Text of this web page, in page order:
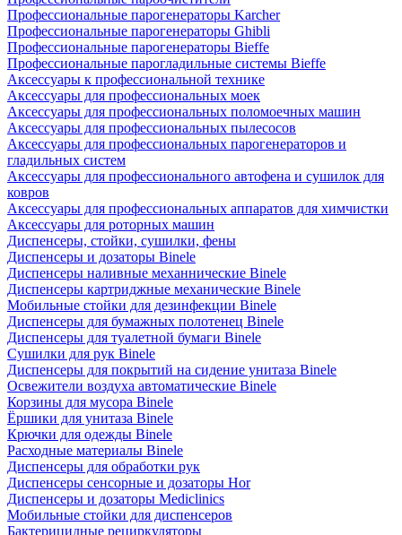
Профессиональные парогенераторы Karcher
Профессиональные парогенераторы Ghibli
Профессиональные парогенераторы Bieffe
Профессиональные парогладильные системы Bieffe
Аксессуары к профессиональной технике
Аксессуары для профессиональных моек
Аксессуары для профессиональных поломоечных машин
Аксессуары для профессиональных пылесосов
Аксессуары для профессиональных парогенераторов и
гладильных систем
Аксессуары для профессионального автофена и сушилок для
ковров
Аксессуары для профессиональных аппаратов для химчистки
Аксессуары для роторных машин
Диспенсеры, стойки, сушилки, фены
Диспенсеры и дозаторы Binele
Диспенсеры наливные механнические Binele
Диспенсеры картриджные механические Binele
Мобильные стойки для дезинфекции Binele
Диспенсеры для бумажных полотенец Binele
Диспенсеры для туалетной бумаги Binele
Сушилки для рук Binele
Диспенсеры для покрытий на сидение унитаза Binele
Освежители воздуха автоматические Binele
Корзины для мусора Binele
Ёршики для унитаза Binele
Крючки для одежды Binele
Расходные материалы Binele
Диспенсеры для обработки рук
Диспенсеры сенсорные и дозаторы Hor
Диспенсеры и дозаторы Mediclinics
Мобильные стойки для диспенсеров
Бактерицидные рециркуляторы